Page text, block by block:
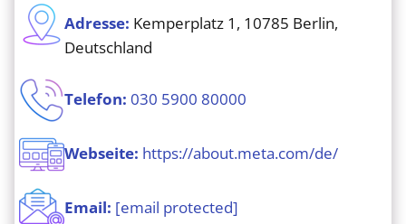
Adresse: Kemperplatz 1, 10785 Berlin,
Deutschland
Telefon: 030 5900 80000
Webseite: https://about.meta.com/de/
Email: [email protected]